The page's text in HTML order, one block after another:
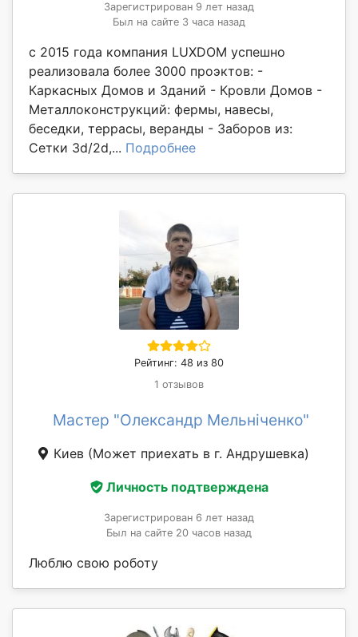
Зарегистрирован 9 лет назад
Был на сайте 3 часа назад
с 2015 года компания LUXDOM успешно
реализовала более 3000 проэктов: -
Каркасных Домов и Зданий - Кровли Домов -
Металлоконструкций: фермы, навесы,
беседки, террасы, веранды - Заборов из:
Сетки 3d/2d,... Подробнее
Рейтинг: 48 из 80
1 отзывов
Мастер "Олександр Мельніченко"
Киев (Может приехать в г. Андрушевка)
Личность подтверждена
Зарегистрирован 6 лет назад
Был на сайте 20 часов назад
Люблю свою роботу